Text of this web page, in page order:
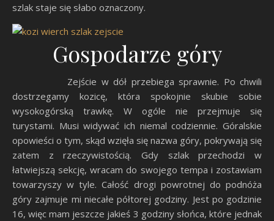
szlak staje się słabo oznaczony.
Gospodarze góry
Zejście w dół przebiega sprawnie. Po chwili
dostrzegamy kozicę, która spokojnie skubie sobie
wysokogórską trawkę. W ogóle nie przejmuje się
turystami. Musi widywać ich niemal codziennie. Góralskie
opowieści o tym, skąd wzięła się nazwa góry, pokrywają się
zatem z rzeczywistością. Gdy szlak przechodzi w
łatwiejszą sekcję, wracam do swojego tempa i zostawiam
towarzyszy w tyle. Całość drogi powrotnej do podnóża
góry zajmuje mi niecałe półtorej godziny. Jest po godzinie
16, więc mam jeszcze jakieś 3 godziny słońca, które jednak